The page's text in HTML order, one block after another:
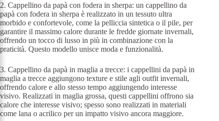
2. Cappellino da papà con fodera in sherpa: un cappellino da
papà con fodera in sherpa è realizzato in un tessuto ultra
morbido e confortevole, come la pelliccia sintetica o il pile, per
garantire il massimo calore durante le fredde giornate invernali,
offrendo un tocco di lusso in più in combinazione con la
praticità. Questo modello unisce moda e funzionalità.
3. Cappellino da papà in maglia a trecce: i cappellini da papà in
maglia a trecce aggiungono texture e stile agli outfit invernali,
offrendo calore e allo stesso tempo aggiungendo interesse
visivo. Realizzati in maglia grossa, questi cappellini offrono sia
calore che interesse visivo; spesso sono realizzati in materiali
come lana o acrilico per un impatto visivo ancora maggiore.